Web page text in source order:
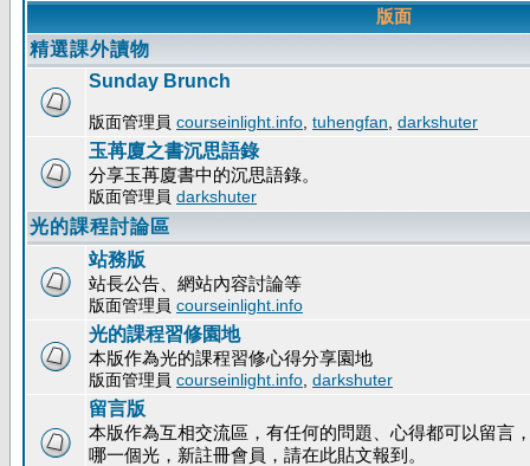
版面
精選課外讀物
Sunday Brunch
版面管理員 courseinlight.info tuhengfan darkshuter
玉苒廈之書沉思語錄
分享玉苒廈書中的沉思語錄。
版面管理員 darkshuter
光的課程討論區
站務版
站長公告、網站內容討論等
版面管理員 courseinlight.info
光的課程習修園地
本版作為光的課程習修心得分享園地
版面管理員 courseinlight.info darkshuter
留言版
本版作為互相交流區，有任何的問題、心得都可以留言
哪一個光，新註冊會員，請在此貼文報到。